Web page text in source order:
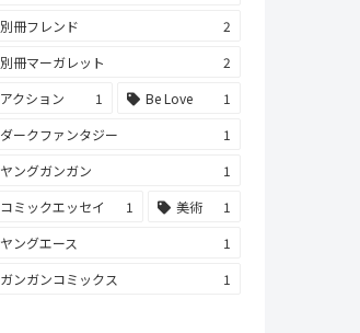
別冊フレンド
2
別冊マーガレット
2
アクション
1 Be Love
1
ダークファンタジー
1
ヤングガンガン
1
コミックエッセイ
1 美術
1
ヤングエース
1
ガンガンコミックス
1